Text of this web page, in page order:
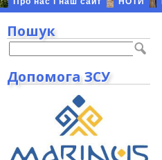
Пошук
Допомога ЗСУ